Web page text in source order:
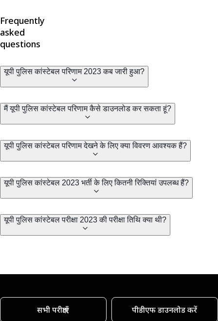
Frequently
asked
questions
यूपी पुलिस कांस्टेबल परिणाम 2023 कब जारी हुआ?
मैं यूपी पुलिस कांस्टेबल परिणाम कैसे डाउनलोड कर सकता हूं?
यूपी पुलिस कांस्टेबल परिणाम देखने के लिए क्या विवरण आवश्यक हैं?
यूपी पुलिस कांस्टेबल 2023 भर्ती के लिए कितनी रिक्तियां उपलब्ध हैं?
यूपी पुलिस कांस्टेबल परीक्षा 2023 की परीक्षा तिथि क्या थी?
सभी परीक्षाएँ पीडीएफ डाउनलोड करें